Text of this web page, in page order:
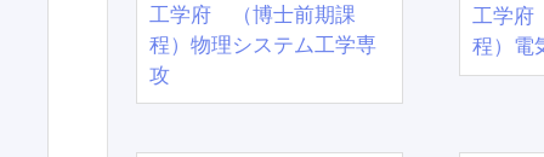
工学府 （博士前期課
程）物理システム工学専
攻
工学
程）電